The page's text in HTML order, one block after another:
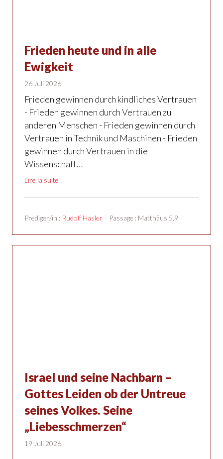
Frieden heute und in alle
Ewigkeit
26 Juli 2026
Frieden gewinnen durch kindliches Vertrauen
- Frieden gewinnen durch Vertrauen zu
anderen Menschen - Frieden gewinnen durch
Vertrauen in Technik und Maschinen - Frieden
gewinnen durch Vertrauen in die
Wissenschaft…
Lire la suite
Prediger/in : Rudolf Hasler Passage : Matthäus 5,9
Israel und seine Nachbarn –
Gottes Leiden ob der Untreue
seines Volkes. Seine
„Liebesschmerzen“
19 Juli 2026